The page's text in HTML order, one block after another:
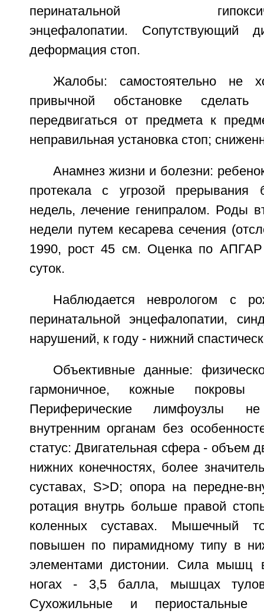
перинатальной
энцефалопатии. Сопутствующий
деформация стоп.
Жалобы: самостоятельно не
привычной обстановке сделать
передвигаться от предмета к
неправильная установка стоп;
Анамнез жизни и болезни:
протекала с угрозой прерывания
недель, лечение генипралом. Роды
недели путем кесарева сечения
1990, рост 45 см. Оценка по
суток.
Наблюдается неврологом с
перинатальной энцефалопатии,
нарушений, к году - нижний
Объективные данные:
гармоничное, кожные покровы
Периферические лимфоузлы
внутренним органам без
статус: Двигательная сфера - объем
нижних конечностях, более
суставах, S>D; опора на передне-
ротация внутрь больше правой
коленных суставах. Мышечный
повышен по пирамидному типу в
элементами дистонии. Сила мышц
ногах - 3,5 балла, мышцах
Сухожильные и